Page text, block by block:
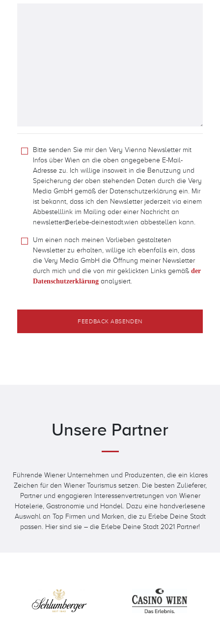
Bitte senden Sie mir den Very Vienna Newsletter mit
Infos über Wien an die oben angegebene E-Mail-
Adresse zu. Ich willige insoweit in die Benutzung und
Speicherung der oben stehenden Daten durch die Very
Media GmbH gemäß der Datenschutzerklärung ein. Mir
ist bekannt, dass ich den Newsletter jederzeit via einem
Abbestelllink im Mailing oder einer Nachricht an
newsletter@erlebe-deinestadt.wien abbestellen kann.
Um einen nach meinen Vorlieben gestalteten
Newsletter zu erhalten, willige ich ebenfalls ein, dass
die Very Media GmbH die Öffnung meiner Newsletter
durch mich und die von mir geklickten Links gemäß der
Datenschutzerklärung analysiert.
Unsere Partner
Führende Wiener Unternehmen und Produzenten, die ein klares
Zeichen für den Wiener Tourismus setzen. Die besten Zulieferer,
Partner und engagieren Interessenvertretungen von Wiener
Hotelerie, Gastronomie und Handel. Dazu eine handverlesene
Auswahl an Top Firmen und Marken, die zu Erlebe Deine Stadt
passen. Hier sind sie – die Erlebe Deine Stadt 2021 Partner!